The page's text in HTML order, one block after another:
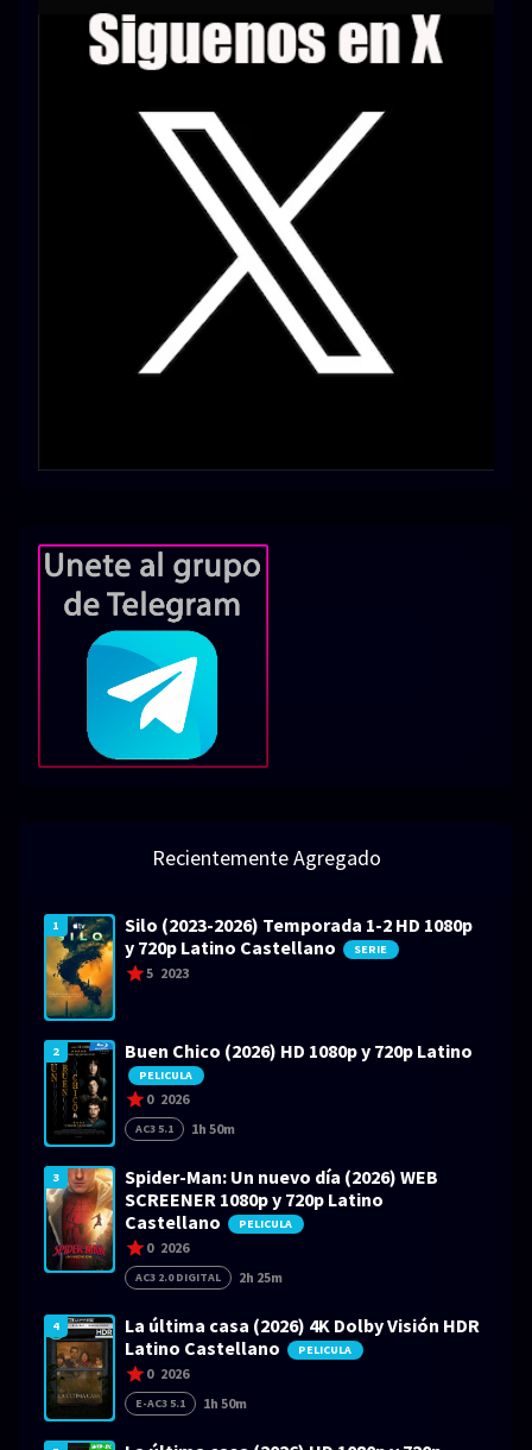
Recientemente Agregado
1
Silo (2023-2026) Temporada 1-2 HD 1080p
y 720p Latino Castellano
SERIE
5 2023
2 Buen Chico (2026) HD 1080p y 720p Latino
PELICULA
0 2026
AC3 5.1 1h 50m
3
Spider-Man: Un nuevo día (2026) WEB
SCREENER 1080p y 720p Latino
Castellano
PELICULA
0 2026
AC3 2.0 DIGITAL 2h 25m
4
La última casa (2026) 4K Dolby Visión HDR
Latino Castellano
PELICULA
0 2026
E-AC3 5.1 1h 50m